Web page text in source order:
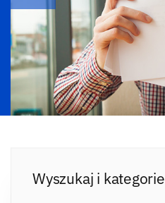
Wyszukaj i kategorie